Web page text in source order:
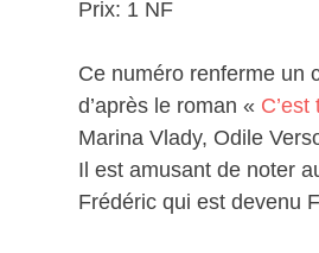
Prix: 1 NF
Ce numéro renferme un
d’après le roman «
Marina Vlady, Odile
Il est amusant de noter
Frédéric qui est devenu